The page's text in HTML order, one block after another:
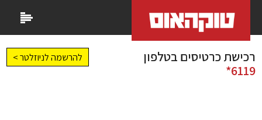
רכישת כרטיסים בטלפון
6119*
להרשמה לניוזלטר >